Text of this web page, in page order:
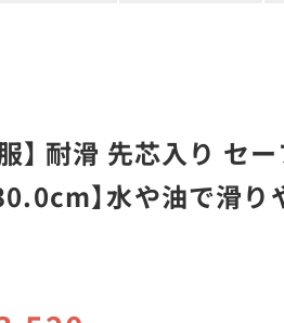
】 耐滑 先芯入り セ
】水や油で滑り